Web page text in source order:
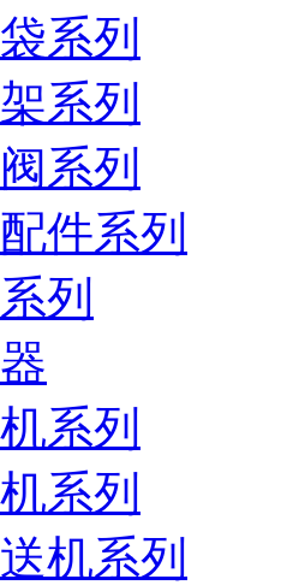
系列
系列
系列
件系列
列
系列
系列
机系列